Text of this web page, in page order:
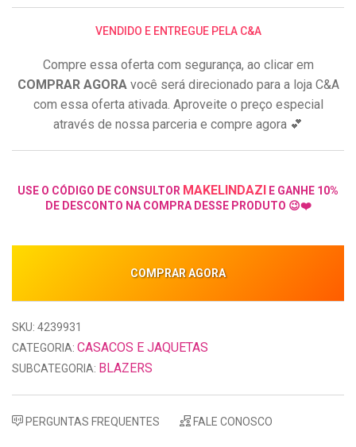
VENDIDO E ENTREGUE PELA C&A
Compre essa oferta com segurança, ao clicar em
COMPRAR AGORA você será direcionado para a loja C&A
com essa oferta ativada. Aproveite o preço especial
através de nossa parceria e compre agora 💕
USE O CÓDIGO DE CONSULTOR MAKELINDAZI E GANHE 10%
DE DESCONTO NA COMPRA DESSE PRODUTO 😉❤️
COMPRAR AGORA
SKU: 4239931
CATEGORIA: CASACOS E JAQUETAS
SUBCATEGORIA: BLAZERS
PERGUNTAS FREQUENTES FALE CONOSCO